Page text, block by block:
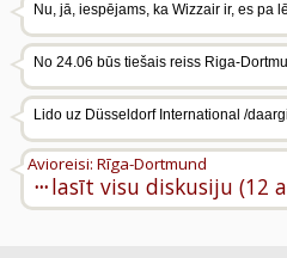
Nu, jā, iespējams, ka Wizzair ir, es pa
No 24.06 būs tiešais reiss Riga-
Lido uz Düsseldorf International /
···
Avioreisi: Rīga-Dortmund
lasīt visu diskusiju (12